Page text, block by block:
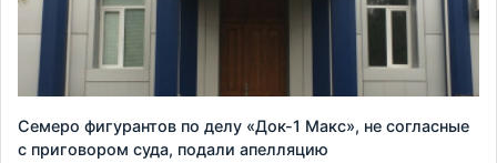
Семеро фигурантов по делу «Док-1 Макс», не согласные
с приговором суда, подали апелляцию